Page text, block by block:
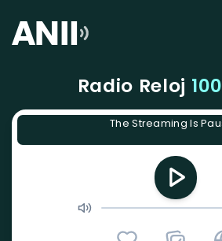
Radio Reloj
The Streaming Is